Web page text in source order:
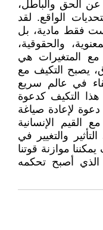
عن الحق والباطل،
الواقع. لقد
فقط مادية، بل
والحقوقية،
مع المتغيرات هي
يصبح التكيف مع
في عالم سريع
التكيف كدعوة
لإعادة صياغة
القيم الإنسانية
والتغيير في
موازنة قوتنا
الذي أصبح تحكمه